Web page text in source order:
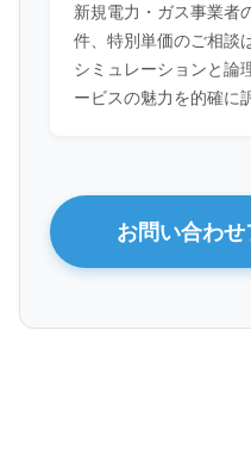
新規電力・ガス事業者
件、特別単価のご相談
シミュレーションと論
ービスの魅力を的確に
お問い合わ